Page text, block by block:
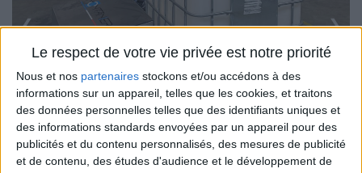
Le respect de votre vie privée est notre priorité
Nous et nos partenaires stockons et/ou accédons à des
informations sur un appareil, telles que les cookies, et traitons
des données personnelles telles que des identifiants uniques et
des informations standards envoyées par un appareil pour des
publicités et du contenu personnalisés, des mesures de publicité
et de contenu, des études d'audience et le développement de
❮ ❯